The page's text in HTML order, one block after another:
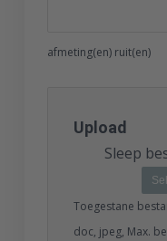
afmeting(en) ruit(en)
Upload
Sleep
Toegestane
doc, jpeg, Max.